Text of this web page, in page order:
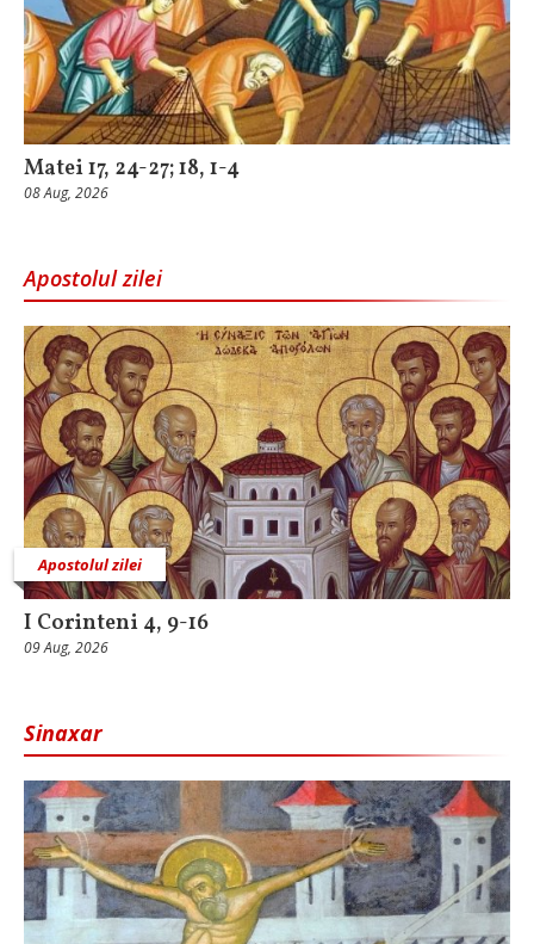
Matei 17, 24-27; 18, 1-4
08 Aug, 2026
Apostolul zilei
Apostolul zilei
I Corinteni 4, 9-16
09 Aug, 2026
Sinaxar